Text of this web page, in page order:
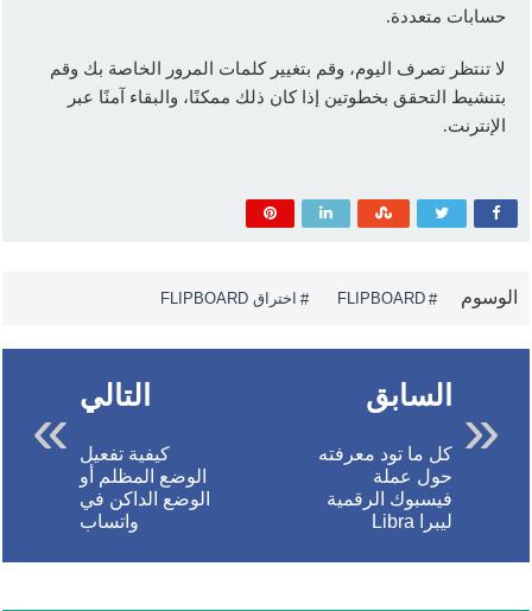
حسابات متعددة.
لا تنتظر تصرف اليوم، وقم بتغيير كلمات المرور الخاصة بك وقم
بتنشيط التحقق بخطوتين إذا كان ذلك ممكنًا، والبقاء آمنًا عبر
الإنترنت.
الوسوم FLIPBOARD اختراق FLIPBOARD
السابق
كل ما تود معرفته
حول عملة
فيسبوك الرقمية
ليبرا Libra
التالي
كيفية تفعيل
الوضع المظلم أو
الوضع الداكن في
واتساب